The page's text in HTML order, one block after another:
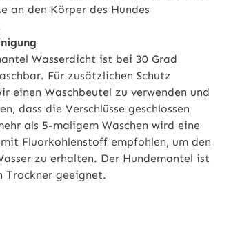
an den Körper des Hundes
Wasserdicht ist bei 30 Grad
Für zusätzlichen Schutz
einen Waschbeutel zu verwenden und
dass die Verschlüsse geschlossen
als 5-maligem Waschen wird eine
Fluorkohlenstoff empfohlen, um den
zu erhalten. Der Hundemantel ist
Trockner geeignet.